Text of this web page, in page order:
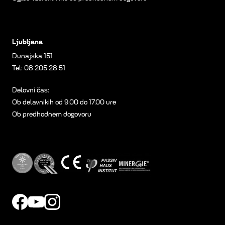
Ljubljana
Dunajska 151
Tel: 08 205 28 51
Delovni čas:
Ob delavnikih od 9.00 do 17.00 ure
Ob predhodnem dogovoru